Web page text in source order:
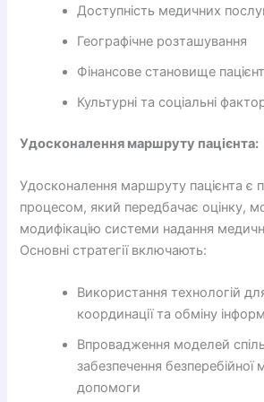
Доступність медичних
Географічне розташування
Фінансове становище
Культурні та соціальні
Удосконалення маршруту пацієнта:
Удосконалення маршруту пацієнта є
процесом, який передбачає оцінку,
модифікацію системи надання
Основні стратегії включають:
Використання технологій
координації та обміну
Впровадження моделей
забезпечення безперебійної
допомоги